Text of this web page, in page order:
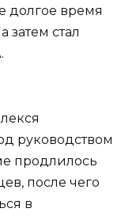
долгое время
затем стал
руководством
продлилось
после чего
в